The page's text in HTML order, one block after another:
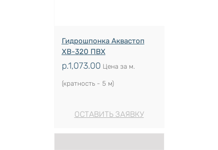
Гидрошпонка Аквастоп
ХВ-320 ПВХ
р.1,073.00 Цена за м.
(кратность - 5 м)
ОСТАВИТЬ ЗАЯВКУ